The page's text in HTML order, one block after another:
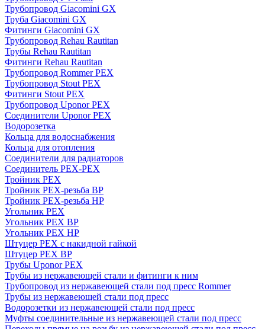
Трубопровод Giacomini GX
Труба Giacomini GX
Фитинги Giacomini GX
Трубопровод Rehau Rautitan
Трубы Rehau Rautitan
Фитинги Rehau Rautitan
Трубопровод Rommer PEX
Трубопровод Stout PEX
Фитинги Stout PEX
Трубопровод Uponor PEX
Соединители Uponor PEX
Водорозетка
Кольца для водоснабжения
Кольца для отопления
Соединители для радиаторов
Соединитель PEX-PEX
Тройник PEX
Тройник PEX-резьба ВР
Тройник PEX-резьба НР
Угольник PEX
Угольник PEX ВР
Угольник PEX НР
Штуцер PEX c накидной гайкой
Штуцер PEX ВР
Трубы Uponor PEX
Трубы из нержавеющей стали и фитинги к ним
Трубопровод из нержавеющей стали под пресс Rommer
Трубы из нержавеющей стали под пресс
Водорозетки из нержавеющей стали под пресс
Муфты соединительные из нержавеющей стали под пресс